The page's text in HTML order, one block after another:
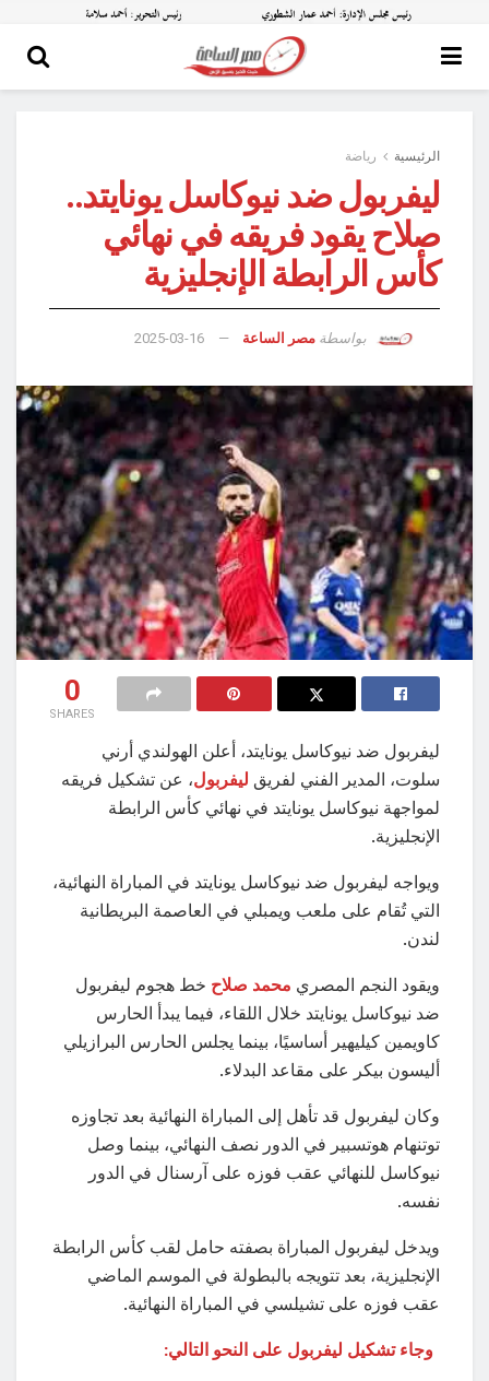
الرئيسية رياضة
ليفربول ضد نيوكاسل يونايتد..
صلاح يقود فريقه في نهائي
كأس الرابطة الإنجليزية
بواسطة مصر الساعة 2025-03-16
0
SHARES
ليفربول ضد نيوكاسل يونايتد، أعلن الهولندي أرني
سلوت، المدير الفني لفريق ليفربول، عن تشكيل فريقه
لمواجهة نيوكاسل يونايتد في نهائي كأس الرابطة
الإنجليزية.
ويواجه ليفربول ضد نيوكاسل يونايتد في المباراة النهائية،
التي تُقام على ملعب ويمبلي في العاصمة البريطانية
لندن.
ويقود النجم المصري محمد صلاح خط هجوم ليفربول
ضد نيوكاسل يونايتد خلال اللقاء، فيما يبدأ الحارس
كاويمين كيليهير أساسيًا، بينما يجلس الحارس البرازيلي
أليسون بيكر على مقاعد البدلاء.
وكان ليفربول قد تأهل إلى المباراة النهائية بعد تجاوزه
توتنهام هوتسبير في الدور نصف النهائي، بينما وصل
نيوكاسل للنهائي عقب فوزه على آرسنال في الدور
نفسه.
ويدخل ليفربول المباراة بصفته حامل لقب كأس الرابطة
الإنجليزية، بعد تتويجه بالبطولة في الموسم الماضي
عقب فوزه على تشيلسي في المباراة النهائية.
وجاء تشكيل ليفربول على النحو التالي: